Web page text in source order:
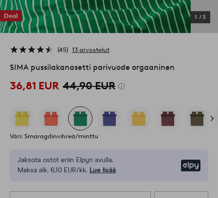
Deal 1 /3
45 13 arvostelut
SIMA pussilakanasetti parivuode orgaaninen
36,81 EUR 44,90 EUR
Väri: Smaragdinvihreä/minttu
Jaksota ostot eriin Elpyn avulla.
Maksa alk. 6,10 EUR/kk. Lue lisää